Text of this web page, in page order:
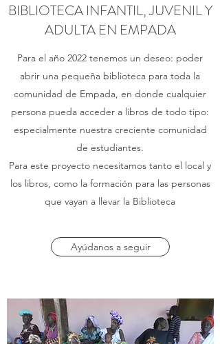
BIBLIOTECA INFANTIL, JUVENIL Y
ADULTA EN EMPADA
Para el año 2022 tenemos un deseo: poder
abrir una pequeña biblioteca para toda la
comunidad de Empada, en donde cualquier
persona pueda acceder a libros de todo tipo:
especialmente nuestra creciente comunidad
de estudiantes.
Para este proyecto necesitamos tanto el local y
los libros, como la formación para las personas
que vayan a llevar la Biblioteca
Ayúdanos a seguir